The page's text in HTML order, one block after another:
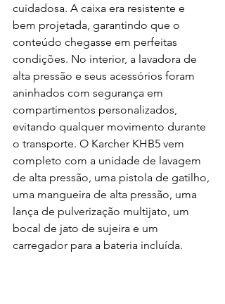
cuidadosa. A caixa era resistente e
bem projetada, garantindo que o
conteúdo chegasse em perfeitas
condições. No interior, a lavadora de
alta pressão e seus acessórios foram
aninhados com segurança em
compartimentos personalizados,
evitando qualquer movimento durante
o transporte. O Karcher KHB5 vem
completo com a unidade de lavagem
de alta pressão, uma pistola de gatilho,
uma mangueira de alta pressão, uma
lança de pulverização multijato, um
bocal de jato de sujeira e um
carregador para a bateria incluída.